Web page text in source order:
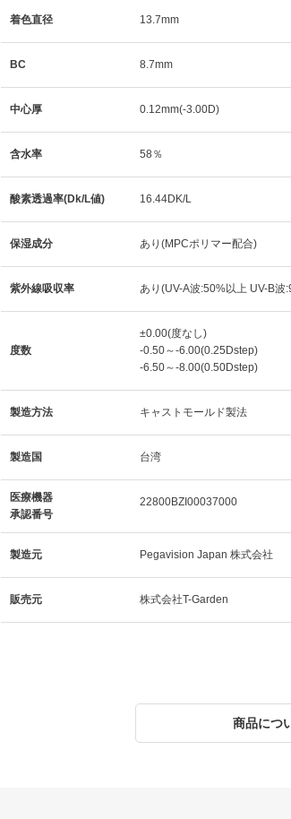
着色直径 13.7mm
BC 8.7mm
中心厚 0.12mm(-3.00D)
含水率 58％
酸素透過率(Dk/L値) 16.44DK/L
保湿成分 あり(MPCポリマー配合)
紫外線吸収率 あり(UV-A波:50%以上 UV-B波
度数
±0.00(度なし)
-0.50～-6.00(0.25Dstep)
-6.50～-8.00(0.50Dstep)
製造方法 キャストモールド製法
製造国 台湾
医療機器
承認番号
22800BZI00037000
製造元 Pegavision Japan 株式会社
販売元 株式会社T-Garden
商品につ